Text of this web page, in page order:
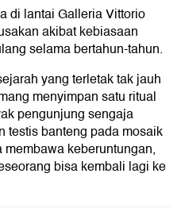
di lantai Galleria Vittorio
akibat kebiasaan
selama bertahun-tahun.
yang terletak tak jauh
menyimpan satu ritual
pengunjung sengaja
testis banteng pada mosaik
keberuntungan,
bisa kembali lagi ke